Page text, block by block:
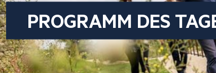
PROGRAMM DES